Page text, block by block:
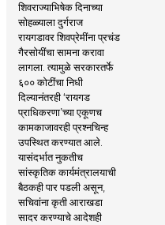
शिवराज्याभिषेक दिनाच्या
सोहळ्याला दुर्गराज
रायगडावर शिवप्रेमींना प्रचंड
गैरसोयींचा सामना करावा
लागला. त्यामुळे सरकारतर्फे
६०० कोटींचा निधी
दिल्यानंतरही ‘रायगड
प्राधिकरणा’च्या एकूणच
कामकाजावरही प्रश्नचिन्ह
उपस्थित करण्यात आले.
यासंदर्भात नुकतीच
सांस्कृतिक कार्यमंत्रालयाची
बैठकही पार पडली असून,
सचिवांना कृती आराखडा
सादर करण्याचे आदेशही